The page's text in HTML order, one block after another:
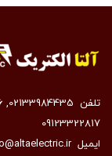
تلفن 02133984435
,
09123322817
ایمیل